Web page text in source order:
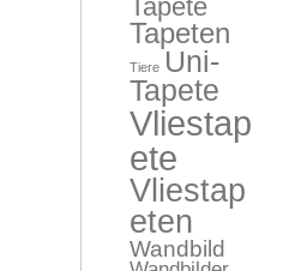
Tapete
Tapeten
Tiere Uni-
Tapete
Vliestap
ete
Vliestap
eten
Wandbild